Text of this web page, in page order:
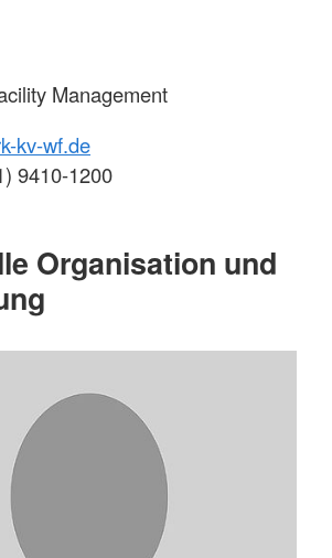
Management
kv-wf.de
9410-1200
Organisation und